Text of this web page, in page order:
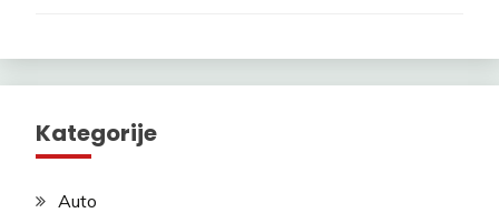
Kategorije
Auto